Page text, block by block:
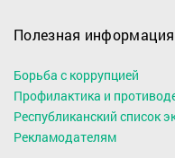
Полезная информация
Борьба с коррупцией
Профилактика и
Республиканский список
Рекламодателям